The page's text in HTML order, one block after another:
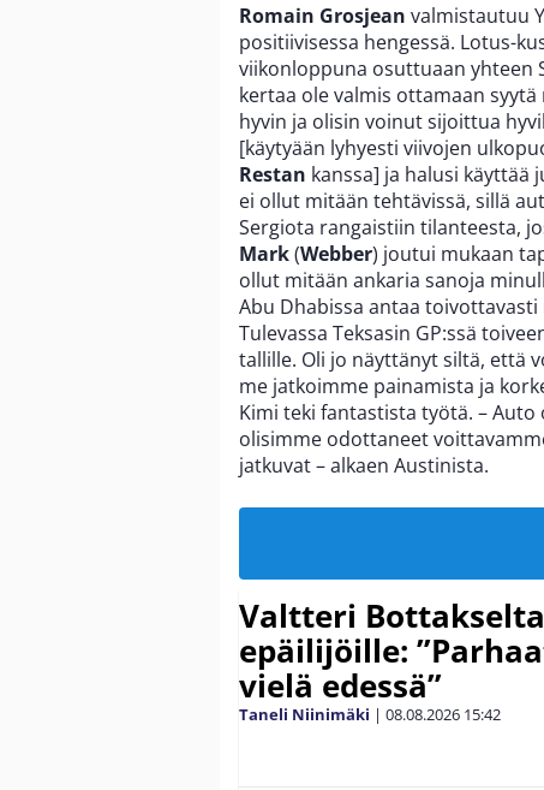
Romain Grosjean valmistautuu
positiivisessa hengessä. Lotus-
viikonloppuna osuttuaan yhteen
kertaa ole valmis ottamaan
hyvin ja olisin voinut sijoittua
[käytyään lyhyesti viivojen
Restan kanssa] ja halusi käyttää
ei ollut mitään tehtävissä, sillä
Sergiota rangaistiin tilanteesta,
Mark(Webber) joutui mukaan
ollut mitään ankaria sanoja
Abu Dhabissa antaa
Tulevassa Teksasin GP:ssä
tallille. Oli jo näyttänyt siltä, että
me jatkoimme painamista ja
Kimi teki fantastista työtä. – Auto
olisimme odottaneet
jatkuvat – alkaen Austinista.
Valtteri
epäilijöille:
vielä edessä”
Taneli Niinimäki | 08.08.2026 15:42